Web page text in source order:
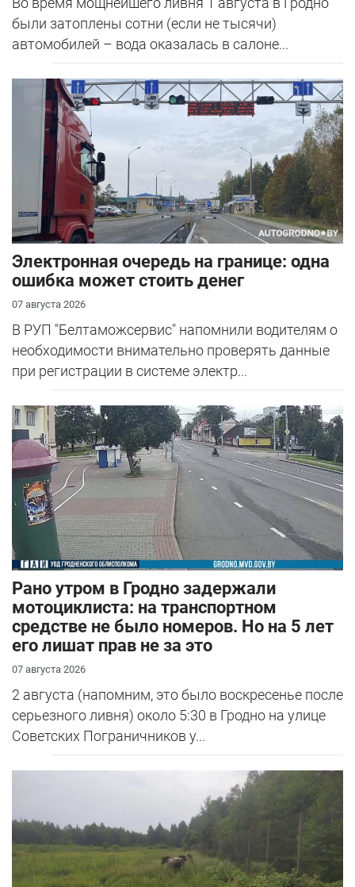
были затоплены сотни (если не тысячи)
автомобилей – вода оказалась в салоне...
Электронная очередь на границе: одна
ошибка может стоить денег
07 августа 2026
В РУП "Белтаможсервис" напомнили водителям о
необходимости внимательно проверять данные
при регистрации в системе электр...
Рано утром в Гродно задержали
мотоциклиста: на транспортном
средстве не было номеров. Но на 5 лет
его лишат прав не за это
07 августа 2026
2 августа (напомним, это было воскресенье после
серьезного ливня) около 5:30 в Гродно на улице
Советских Пограничников у...